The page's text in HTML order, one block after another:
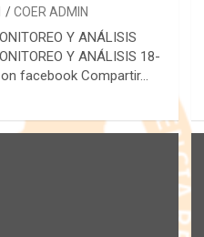
COER ADMIN
Y ANÁLISIS
Y ANÁLISIS 18-
facebook Compartir…